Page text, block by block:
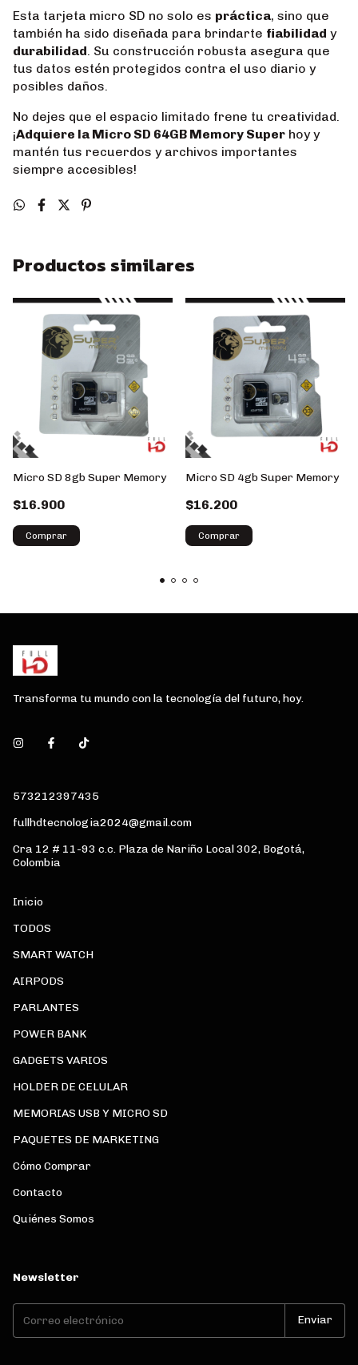
Esta tarjeta micro SD no solo es práctica, sino que
también ha sido diseñada para brindarte fiabilidad y
durabilidad. Su construcción robusta asegura que
tus datos estén protegidos contra el uso diario y
posibles daños.
No dejes que el espacio limitado frene tu creatividad.
¡Adquiere la Micro SD 64GB Memory Super hoy y
mantén tus recuerdos y archivos importantes
siempre accesibles!
Productos similares
Micro SD 8gb Super Memory
$16.900
Micro SD 4gb Super Memory
$16.200
Transforma tu mundo con la tecnología del futuro, hoy.
573212397435
fullhdtecnologia2024@gmail.com
Cra 12 # 11-93 c.c. Plaza de Nariño Local 302, Bogotá,
Colombia
Inicio
TODOS
SMART WATCH
AIRPODS
PARLANTES
POWER BANK
GADGETS VARIOS
HOLDER DE CELULAR
MEMORIAS USB Y MICRO SD
PAQUETES DE MARKETING
Cómo Comprar
Contacto
Quiénes Somos
Newsletter